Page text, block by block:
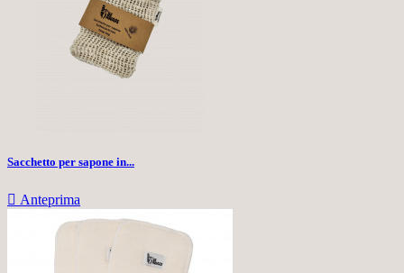
Sacchetto per sapone in...
 Anteprima